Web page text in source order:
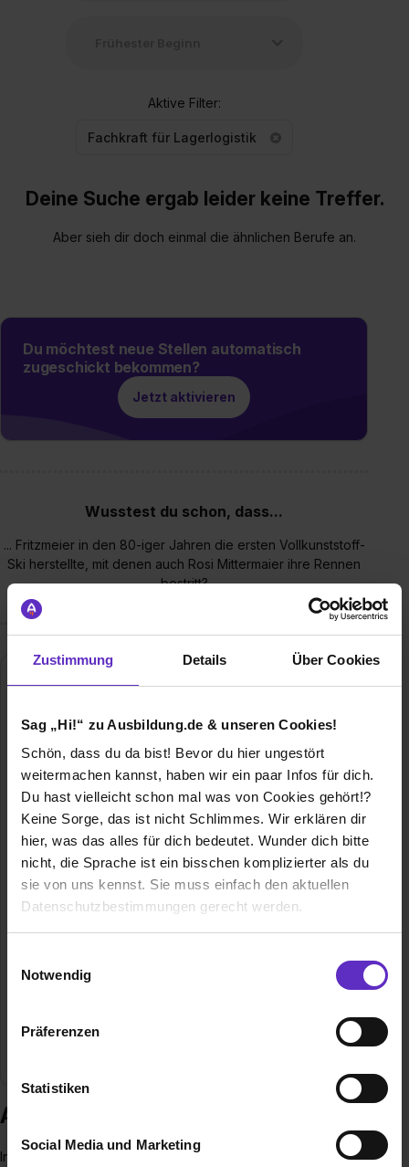
Zustimmung Details Über Cookies
Sag „Hi!“ zu Ausbildung.de & unseren Cookies!
Schön, dass du da bist! Bevor du hier ungestört
weitermachen kannst, haben wir ein paar Infos für dich.
Du hast vielleicht schon mal was von Cookies gehört!?
Keine Sorge, das ist nicht Schlimmes. Wir erklären dir
hier, was das alles für dich bedeutet. Wunder dich bitte
nicht, die Sprache ist ein bisschen komplizierter als du
sie von uns kennst. Sie muss einfach den aktuellen
Datenschutzbestimmungen gerecht werden.
Benutzung der Webseite getroffenen Einstellungen zu
Webseite zu analysieren („Statistiken“), um
Informationen zu deiner Verwendung unserer Website an
Analysen weiterzugeben und um Inhalte und Anzeigen zu
Notwendig
Präferenzen
Statistiken
Social Media und Marketing
Aktive Filter:
Fachkraft für Lagerlogistik
Deine Suche ergab leider keine Treffer.
Aber sieh dir doch einmal die ähnlichen Berufe an.
Du möchtest neue Stellen automatisch
zugeschickt bekommen?
Jetzt aktivieren
Wusstest du schon, dass...
... Fritzmeier in den 80-iger Jahren die ersten Vollkunststoff-
Ski herstellte, mit denen auch Rosi Mittermaier ihre Rennen
bestritt?
Fritzmeier Gruppe
Forststr. 2
85653 Aying
08095 - 60
Weltweit: 2.200
BrancheAutomobil, Kunststoffverarbeitung,
Ausbildung bei Fritzmeier Gruppe
Innovationskraft, Kundennähe und Bodenhaftung – mit